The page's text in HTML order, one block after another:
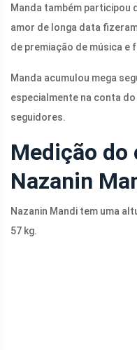
Manda também participou
amor de longa data
de premiação de música e
Manda acumulou mega
especialmente na conta
seguidores.
Medição do
Nazanin
Nazanin Mandi tem uma
57 kg.